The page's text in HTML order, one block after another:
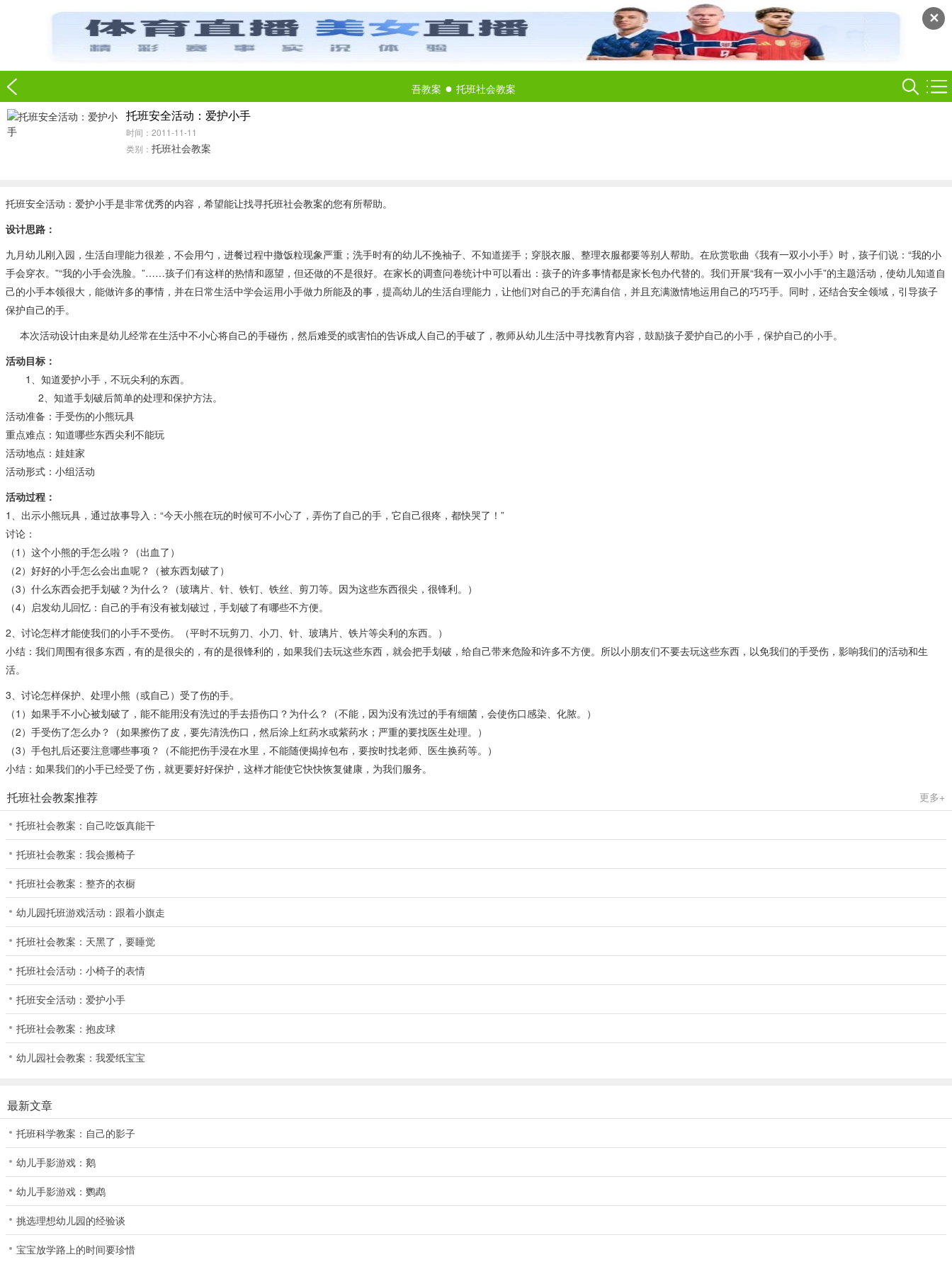
✕
吾教案 ● 托班社会教案
托班安全活动：爱护小手
时间：2011-11-11
类别： 托班社会教案
托班安全活动：爱护小手是非常优秀的内容，希望能让找寻托班社会教案的您有所帮助。
设计思路：
九月幼儿刚入园，生活自理能力很差，不会用勺，进餐过程中撒饭粒现象严重；洗手时有的幼儿不挽袖子、不知道搓手；穿脱衣服、整理衣服都要等别人帮助。在欣赏歌曲《我有一双小小手》时，孩子们说：“我的小
手会穿衣。”“我的小手会洗脸。”……孩子们有这样的热情和愿望，但还做的不是很好。在家长的调查问卷统计中可以看出：孩子的许多事情都是家长包办代替的。我们开展“我有一双小小手”的主题活动，使幼儿知道自
己的小手本领很大，能做许多的事情，并在日常生活中学会运用小手做力所能及的事，提高幼儿的生活自理能力，让他们对自己的手充满自信，并且充满激情地运用自己的巧巧手。同时，还结合安全领域，引导孩子
保护自己的手。
本次活动设计由来是幼儿经常在生活中不小心将自己的手碰伤，然后难受的或害怕的告诉成人自己的手破了，教师从幼儿生活中寻找教育内容，鼓励孩子爱护自己的小手，保护自己的小手。
活动目标：
1、知道爱护小手，不玩尖利的东西。
2、知道手划破后简单的处理和保护方法。
活动准备：手受伤的小熊玩具
重点难点：知道哪些东西尖利不能玩
活动地点：娃娃家
活动形式：小组活动
活动过程：
1、出示小熊玩具，通过故事导入：“今天小熊在玩的时候可不小心了，弄伤了自己的手，它自己很疼，都快哭了！”
讨论：
（1）这个小熊的手怎么啦？（出血了）
（2）好好的小手怎么会出血呢？（被东西划破了）
（3）什么东西会把手划破？为什么？（玻璃片、针、铁钉、铁丝、剪刀等。因为这些东西很尖，很锋利。）
（4）启发幼儿回忆：自己的手有没有被划破过，手划破了有哪些不方便。
2、讨论怎样才能使我们的小手不受伤。（平时不玩剪刀、小刀、针、玻璃片、铁片等尖利的东西。）
小结：我们周围有很多东西，有的是很尖的，有的是很锋利的，如果我们去玩这些东西，就会把手划破，给自己带来危险和许多不方便。所以小朋友们不要去玩这些东西，以免我们的手受伤，影响我们的活动和生
活。
3、讨论怎样保护、处理小熊（或自己）受了伤的手。
（1）如果手不小心被划破了，能不能用没有洗过的手去捂伤口？为什么？（不能，因为没有洗过的手有细菌，会使伤口感染、化脓。）
（2）手受伤了怎么办？（如果擦伤了皮，要先清洗伤口，然后涂上红药水或紫药水；严重的要找医生处理。）
（3）手包扎后还要注意哪些事项？（不能把伤手浸在水里，不能随便揭掉包布，要按时找老师、医生换药等。）
小结：如果我们的小手已经受了伤，就更要好好保护，这样才能使它快快恢复健康，为我们服务。
托班社会教案推荐
更多+
托班社会教案：自己吃饭真能干
托班社会教案：我会搬椅子
托班社会教案：整齐的衣橱
幼儿园托班游戏活动：跟着小旗走
托班社会教案：天黑了，要睡觉
托班社会活动：小椅子的表情
托班安全活动：爱护小手
托班社会教案：抱皮球
幼儿园社会教案：我爱纸宝宝
最新文章
托班科学教案：自己的影子
幼儿手影游戏：鹅
幼儿手影游戏：鹦鹉
挑选理想幼儿园的经验谈
宝宝放学路上的时间要珍惜